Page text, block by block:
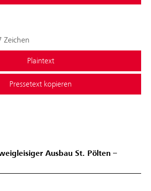
Zeichen
Plaintext
Pressetext kopieren
Ausbau St. Pölten –